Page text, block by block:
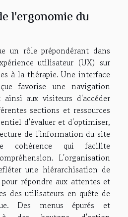
l'ergonomie du
un rôle prépondérant dans
utilisateur (UX) sur
à la thérapie. Une interface
favorise une navigation
aux visiteurs d'accéder
sections et ressources
d'évaluer et d'optimiser,
de l'information du site
cohérence qui facilite
L'organisation
une hiérarchisation de
répondre aux attentes et
des utilisateurs en quête de
Des menus épurés et